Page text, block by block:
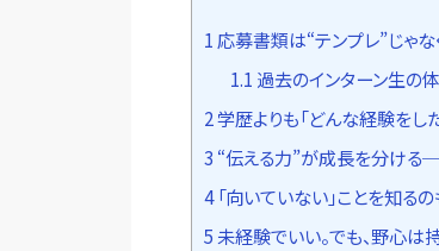
1 応募書類は“テンプレ”じゃ
1.1 過去のインターン生の
2学歴よりも「どんな経験をし
3 “伝える力”が成長を分け
4「向いていない」ことを知る
5 未経験でいい。でも、野心は